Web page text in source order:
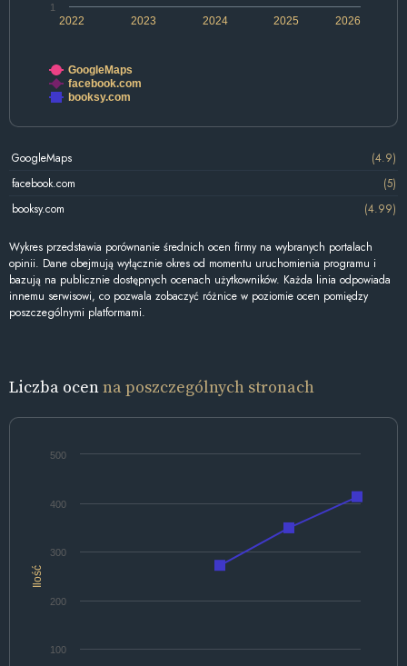
2022 2024 2026
2023 2025
1
GoogleMaps
facebook.com
booksy.com
GoogleMaps
(4.9)
facebook.com
(5)
booksy.com
(4.99)
Wykres przedstawia porównanie średnich ocen firmy na wybranych portalach
opinii. Dane obejmują wyłącznie okres od momentu uruchomienia programu i
bazują na publicznie dostępnych ocenach użytkowników. Każda linia odpowiada
innemu serwisowi, co pozwala zobaczyć różnice w poziomie ocen pomiędzy
poszczególnymi platformami.
Liczba ocenna poszczególnych stronach
Ilość
100
200
300
400
500